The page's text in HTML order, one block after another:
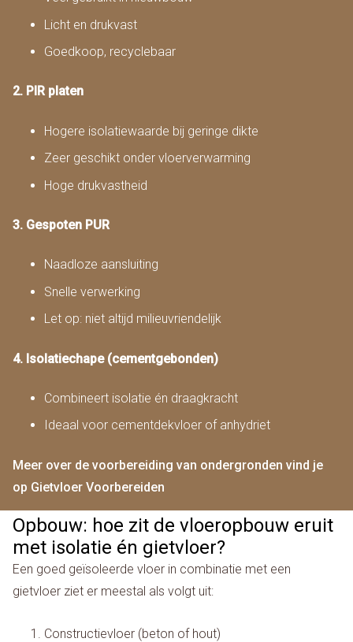
Licht en drukvast
Goedkoop, recyclebaar
2. PIR platen
Hogere isolatiewaarde bij geringe dikte
Zeer geschikt onder vloerverwarming
Hoge drukvastheid
3. Gespoten PUR
Naadloze aansluiting
Snelle verwerking
Let op: niet altijd milieuvriendelijk
4. Isolatiechape (cementgebonden)
Combineert isolatie én draagkracht
Ideaal voor cementdekvloer of anhydriet
Meer over de voorbereiding van ondergronden vind je
op Gietvloer Voorbereiden
Opbouw: hoe zit de vloeropbouw eruit
met isolatie én gietvloer?
Een goed geïsoleerde vloer in combinatie met een
gietvloer ziet er meestal als volgt uit:
Constructievloer (beton of hout)